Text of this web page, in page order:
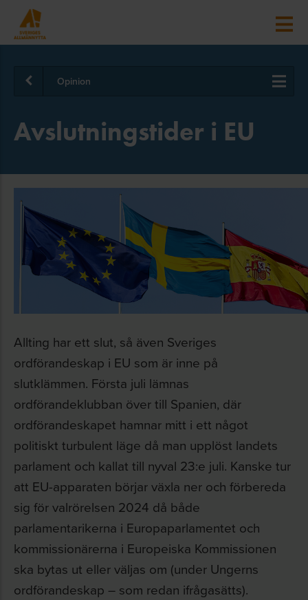
Opinion
Avslutningstider i EU
Allting har ett slut, så även Sveriges
ordförandeskap i EU som är inne på
slutklämmen. Första juli lämnas
ordförandeklubban över till Spanien, där
ordförandeskapet hamnar mitt i ett något
politiskt turbulent läge då man upplöst landets
parlament och kallat till nyval 23:e juli. Kanske tur
att EU-apparaten börjar växla ner och förbereda
sig för valrörelsen 2024 då både
parlamentarikerna i Europaparlamentet och
kommissionärerna i Europeiska Kommissionen
ska bytas ut eller väljas om (under Ungerns
ordförandeskap – som redan ifrågasätts).